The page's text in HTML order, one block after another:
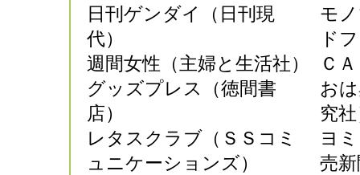
日刊ゲンダイ（日刊現
代）
週間女性（主婦と生活社）
グッズプレス（徳間書
店）
レタスクラブ（ＳＳコミ
ュニケーションズ）
モ
ド
Ｃ
お
究
ヨ
売